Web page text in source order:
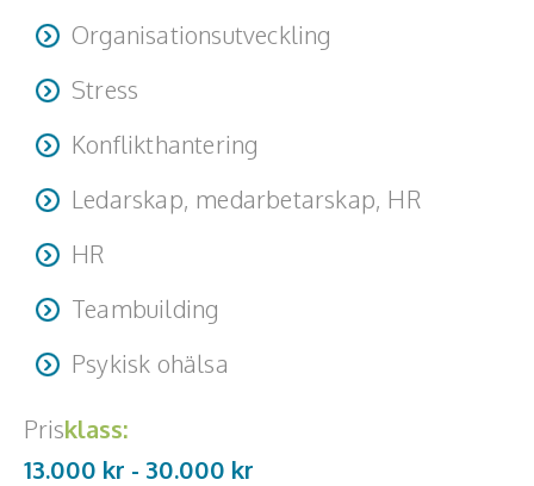
Organisationsutveckling
Stress
Konflikthantering
Ledarskap, medarbetarskap, HR
HR
Teambuilding
Psykisk ohälsa
Prisklass:
13.000 kr - 30.000 kr